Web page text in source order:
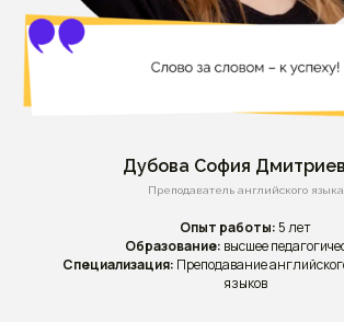
Дубова София
Преподаватель английского языка
Опыт работы: 5 лет
Образование: высшее
Специализация: Преподавание
языков